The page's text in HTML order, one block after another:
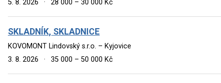
5. 8. 2026
· 28 000 – 30 000 Kč
SKLADNÍK, SKLADNICE
KOVOMONT Lindovský s.r.o. – Kyjovice
3. 8. 2026
· 35 000 – 50 000 Kč